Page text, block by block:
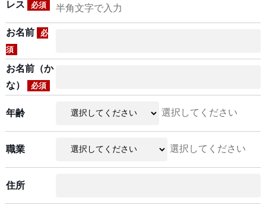
レス
必須 半角文字で入力
お名前
必
須
お名前（か
な）
必須
年齢 選択してください
職業 選択してください
住所